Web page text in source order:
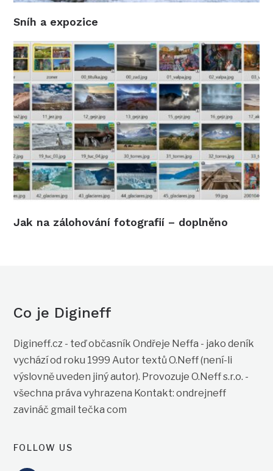
Sníh a expozice
Jak na zálohování fotografií – doplněno
Co je Digineff
Digineff.cz - teď občasník Ondřeje Neffa - jako deník
vychází od roku 1999 Autor textů O.Neff (není-li
výslovně uveden jiný autor). Provozuje O.Neff s.r.o. -
všechna práva vyhrazena Kontakt: ondrejneff
zavináč gmail tečka com
FOLLOW US